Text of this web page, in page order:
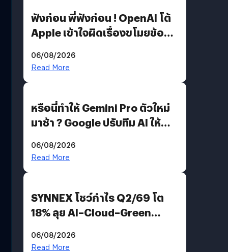
ฟังก่อน พี่ฟังก่อน ! OpenAI โต้
Apple เข้าใจผิดเรื่องขโมยข้อมูล
06/08/2026
Read More
หรือนี่ทำให้ Gemini Pro ตัวใหม่
มาช้า ? Google ปรับทีม AI ให้
AGI
06/08/2026
Read More
SYNNEX โชว์กำไร Q2/69 โต
18% ลุย AI–Cloud–Green
Revenue เร่งเครื่อง New
06/08/2026
Read More